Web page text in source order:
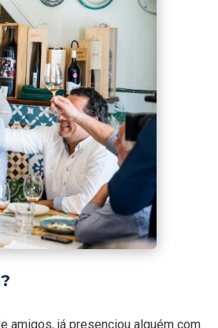
amigos, já presenciou alguém com